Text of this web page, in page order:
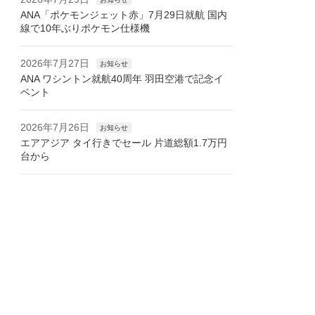
ANA「ポケモンジェット赤」7月29日就航 国内
線で10年ぶりポケモン仕様機
2026年7月27日 お知らせ
ANA ワシントン就航40周年 羽田空港で記念イ
ベント
2026年7月26日 お知らせ
エアアジア タイ行きでセール 片道総額1.7万円
台から